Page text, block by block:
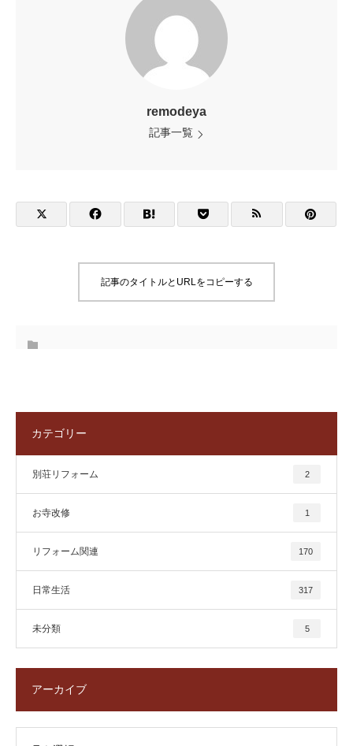
remodeya
記事一覧
記事のタイトルとURLをコピーする
カテゴリー
別荘リフォーム 2
お寺改修 1
リフォーム関連 170
日常生活 317
未分類 5
アーカイブ